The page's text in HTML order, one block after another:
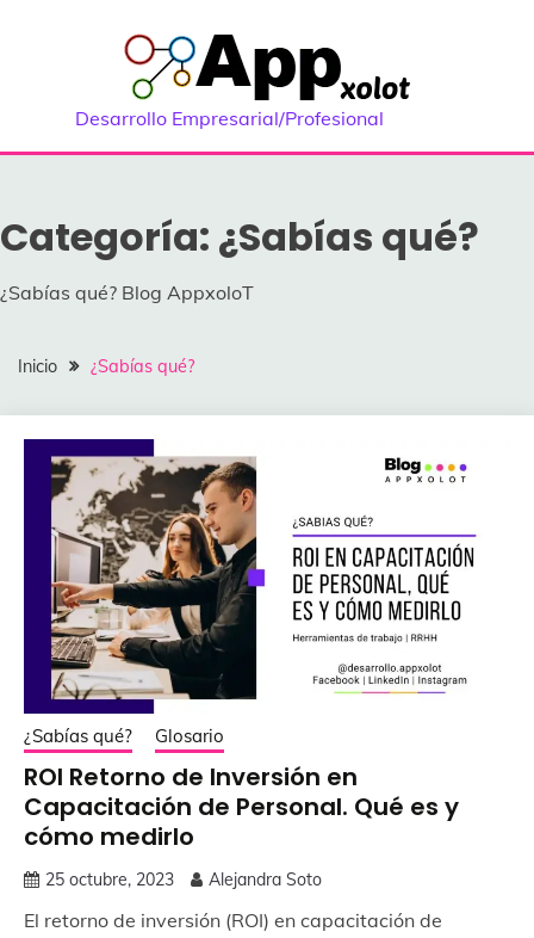
Desarrollo Empresarial/Profesional
Categoría: ¿Sabías qué?
¿Sabías qué? Blog AppxoloT
Inicio ¿Sabías qué?
¿Sabías qué? Glosario
ROI Retorno de Inversión en
Capacitación de Personal. Qué es y
cómo medirlo
25 octubre, 2023 Alejandra Soto
El retorno de inversión (ROI) en capacitación de